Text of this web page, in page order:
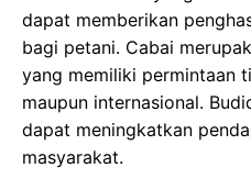
dapat memberikan
bagi petani. Cabai
yang memiliki permintaan
maupun internasional.
dapat meningkatkan
masyarakat.